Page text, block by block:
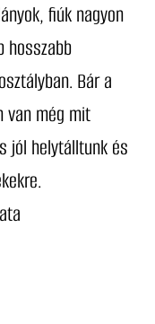
fiúk nagyon
hosszabb
Bár a
van még mit
jól helytálltunk és